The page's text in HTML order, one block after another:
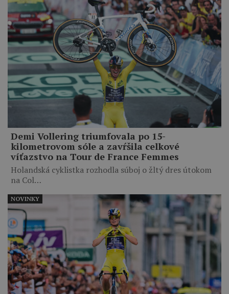
Demi Vollering triumfovala po 15-
kilometrovom sóle a zavŕšila celkové
víťazstvo na Tour de France Femmes
Holandská cyklistka rozhodla súboj o žltý dres útokom
na Col…
NOVINKY